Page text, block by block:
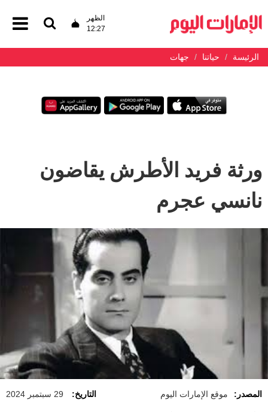
الظهر
12:27
الرئيسة حياتنا جهات
ورثة فريد الأطرش يقاضون
نانسي عجرم
المصدر: موقع الإمارات اليوم التاريخ: 29 سبتمبر 2024